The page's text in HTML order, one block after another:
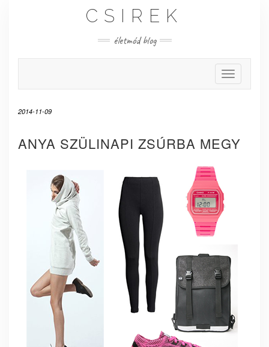
CSIREK
életmód blog
Toggle
2014-11-09
ANYA SZÜLINAPI ZSÚRBA MEGY